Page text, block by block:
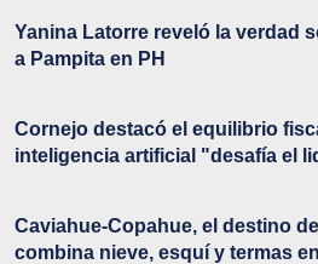
Yanina Latorre reveló la verdad
a Pampita en PH
Cornejo destacó el equilibrio
inteligencia artificial "desafía el
Caviahue-Copahue, el destino
combina nieve, esquí y termas